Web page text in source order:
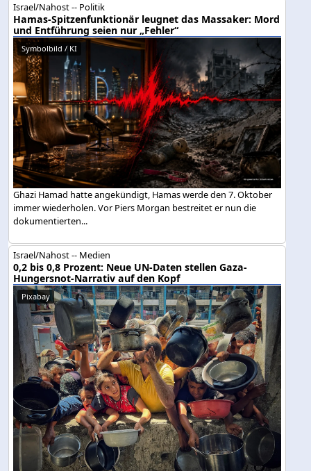
Israel/Nahost -- Politik
Hamas-Spitzenfunktionär leugnet das Massaker: Mord
und Entführung seien nur „Fehler“
Symbolbild / KI
Ghazi Hamad hatte angekündigt, Hamas werde den 7. Oktober
immer wiederholen. Vor Piers Morgan bestreitet er nun die
dokumentierten...
Israel/Nahost -- Medien
0,2 bis 0,8 Prozent: Neue UN-Daten stellen Gaza-
Hungersnot-Narrativ auf den Kopf
Pixabay